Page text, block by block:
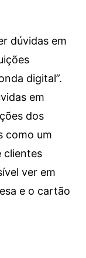
dúvidas em
digital”.
em
dos
como um
clientes
ver em
e o cartão